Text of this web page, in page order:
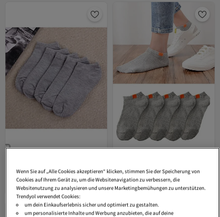
Socken, 5-teilig, besonders bequem,
Grau
(136)
Versand kostenlos ab 35€
56€
Sport-Booties-Socken
4.3 (411)
Versand kostenlos ab 35€
9,07€
Wenn Sie auf „Alle Cookies akzeptieren“ klicken, stimmen Sie der Speicherung von
Cookies auf Ihrem Gerät zu, um die Websitenavigation zu verbessern, die
Websitenutzung zu analysieren und unsere Marketingbemühungen zu unterstützen.
Trendyol verwendet Cookies:
um dein Einkaufserlebnis sicher und optimiert zu gestalten.
um personalisierte Inhalte und Werbung anzubieten, die auf deine